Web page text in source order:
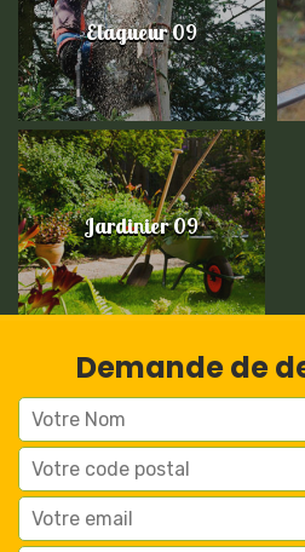
Elagueur 09
Jardinier 09
Demande de